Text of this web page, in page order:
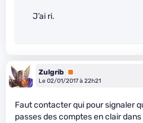
J’ai ri.
Zulgrib
Premium
Le 02/01/2017 à 22h21
Faut contacter qui pour signaler
passes des comptes en clair